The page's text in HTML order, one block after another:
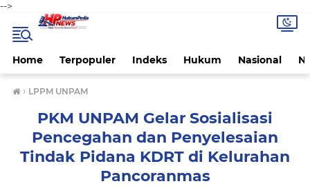
-->
Home Terpopuler Indeks Hukum Nasional
› LPPM UNPAM
PKM UNPAM Gelar Sosialisasi
Pencegahan dan Penyelesaian
Tindak Pidana KDRT di Kelurahan
Pancoranmas